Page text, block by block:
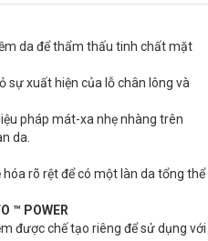
da để thẩm thấu tinh chất mặt
sự xuất hiện của lỗ chân lông và
pháp mát-xa nhẹ nhàng trên
da.
rõ rệt để có một làn da tổng thể
™ POWER
được chế tạo riêng để sử dụng với